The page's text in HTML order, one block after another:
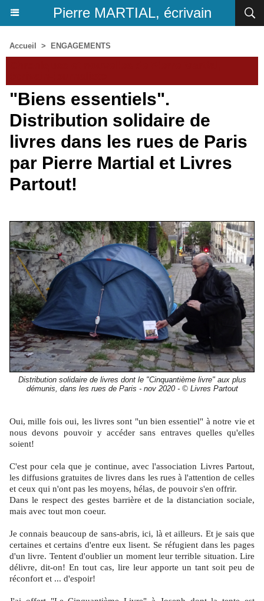
Pierre MARTIAL, écrivain
Accueil > ENGAGEMENTS
"Biens essentiels".
Distribution solidaire de
livres dans les rues de Paris
par Pierre Martial et Livres
Partout!
Distribution solidaire de livres dont le "Cinquantième livre" aux plus
démunis, dans les rues de Paris - nov 2020 - © Livres Partout
Oui, mille fois oui, les livres sont "un bien essentiel" à notre vie et
nous devons pouvoir y accéder sans entraves quelles qu'elles
soient!
C'est pour cela que je continue, avec l'association Livres Partout,
les diffusions gratuites de livres dans les rues à l'attention de celles
et ceux qui n'ont pas les moyens, hélas, de pouvoir s'en offrir.
Dans le respect des gestes barrière et de la distanciation sociale,
mais avec tout mon coeur.
Je connais beaucoup de sans-abris, ici, là et ailleurs. Et je sais que
certaines et certains d'entre eux lisent. Se réfugient dans les pages
d'un livre. Tentent d'oublier un moment leur terrible situation. Lire
délivre, dit-on! En tout cas, lire leur apporte un tant soit peu de
réconfort et ... d'espoir!